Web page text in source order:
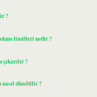
?
limitleri nedir ?
?
nasıl düzeltilir ?